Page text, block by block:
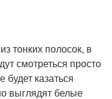
тонких полосок, в
смотреться просто
казаться
выглядят белые